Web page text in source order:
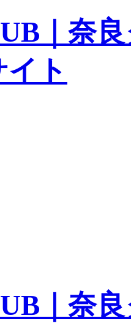
タッフ
volundeer」